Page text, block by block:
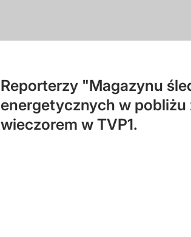
Reporterzy "Magazynu
energetycznych w
wieczorem w TVP1.